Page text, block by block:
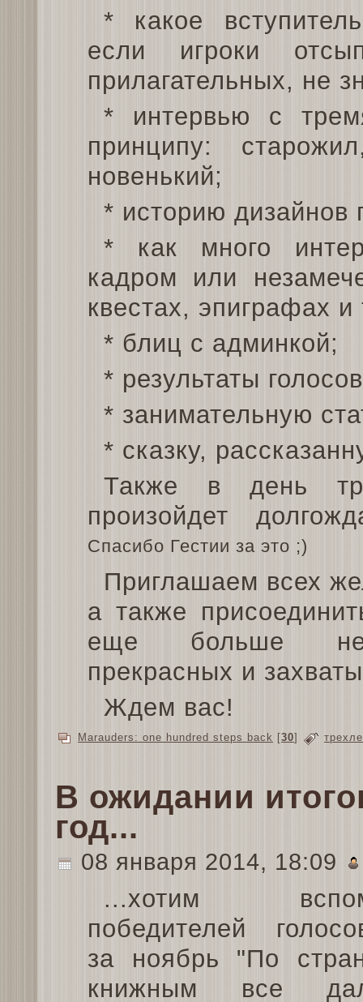
* какое
если игроки
прилагательных, не
* интервью с
принципу:
новенький;
* историю дизайнов
* как много
кадром или
квестах, эпиграфах и
* блиц с админкой;
* результаты
* занимательную
* сказку,
Также в день
произойдет
Спасибо Гестии за это ;)
Приглашаем всех
а также
еще больше
прекрасных и
Ждем вас!
Marauders: one hundred steps back [30]
В ожидании
год...
08 января 2014, 18:09
...хотим
победителей
за ноябрь "По
книжным все